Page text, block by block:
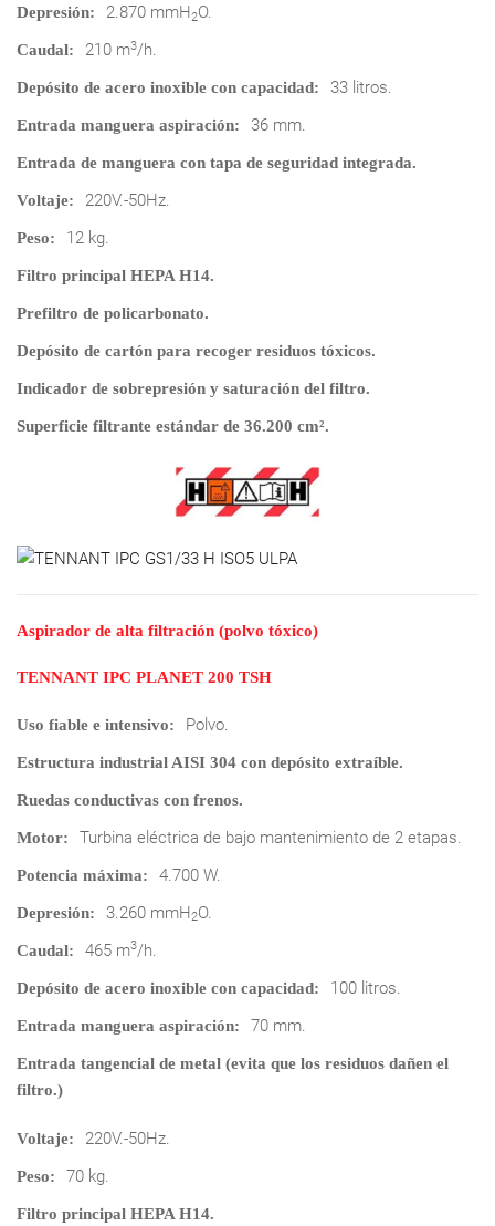
Depresión: 2.870 mmH2O.
Caudal: 210 m3/h.
Depósito de acero inoxible con capacidad: 33 litros.
Entrada manguera aspiración: 36 mm.
Entrada de manguera con tapa de seguridad integrada.
Voltaje: 220V.-50Hz.
Peso: 12 kg.
Filtro principal HEPA H14.
Prefiltro de policarbonato.
Depósito de cartón para recoger residuos tóxicos.
Indicador de sobrepresión y saturación del filtro.
Superficie filtrante estándar de 36.200 cm².
Aspirador de alta filtración (polvo tóxico)
TENNANT IPC PLANET 200 TSH
Uso fiable e intensivo: Polvo.
Estructura industrial AISI 304 con depósito extraíble.
Ruedas conductivas con frenos.
Motor: Turbina eléctrica de bajo mantenimiento de 2 etapas.
Potencia máxima: 4.700 W.
Depresión: 3.260 mmH2O.
Caudal: 465 m3/h.
Depósito de acero inoxible con capacidad: 100 litros.
Entrada manguera aspiración: 70 mm.
Entrada tangencial de metal (evita que los residuos dañen el
filtro.)
Voltaje: 220V.-50Hz.
Peso: 70 kg.
Filtro principal HEPA H14.